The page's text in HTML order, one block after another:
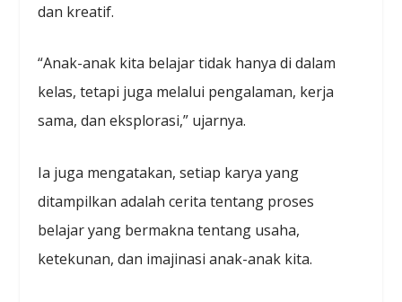
dan kreatif.
“Anak-anak kita belajar tidak hanya di dalam
kelas, tetapi juga melalui pengalaman, kerja
sama, dan eksplorasi,” ujarnya.
Ia juga mengatakan, setiap karya yang
ditampilkan adalah cerita tentang proses
belajar yang bermakna tentang usaha,
ketekunan, dan imajinasi anak-anak kita.